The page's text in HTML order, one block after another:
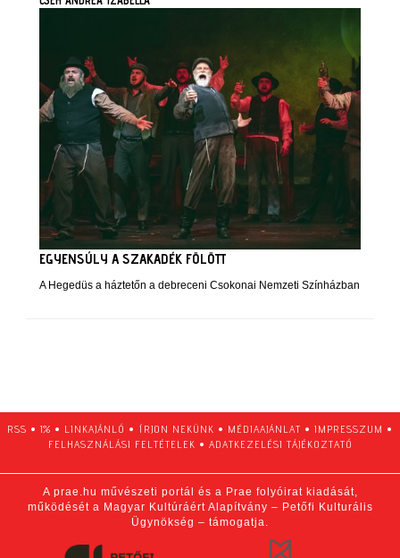
EGYENSÚLY A SZAKADÉK FÖLÖTT
A Hegedüs a háztetőn a debreceni Csokonai Nemzeti Színházban
RSS • 1% • LINKAJÁNLÓ • ÍRJON NEKÜNK • MÉDIAAJÁNLAT • IMPRESSZUM •
FELHASZNÁLÁSI FELTÉTELEK • ADATKEZELÉSI TÁJÉKOZTATÓ
A prae.hu művészeti portál és a Prae folyóirat kiadását,
működését a Magyar Kultúráért Alapítvány – Petőfi Kulturális
Ügynökség – támogatja.